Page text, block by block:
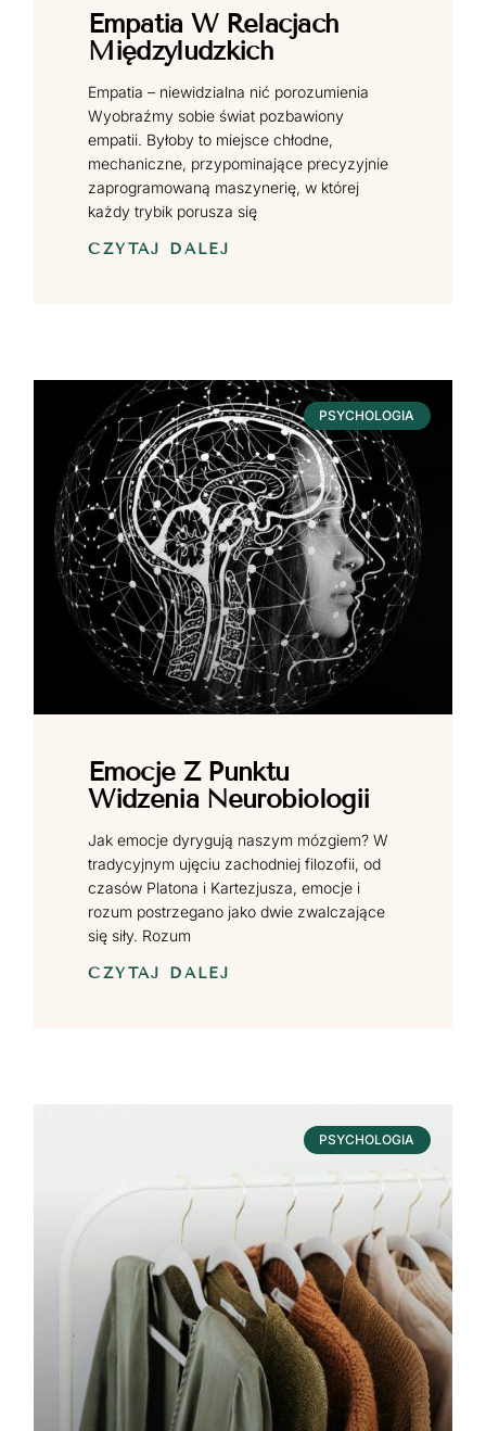
Empatia W Relacjach
Międzyludzkich
Empatia – niewidzialna nić porozumienia
Wyobraźmy sobie świat pozbawiony
empatii. Byłoby to miejsce chłodne,
mechaniczne, przypominające precyzyjnie
zaprogramowaną maszynerię, w której
każdy trybik porusza się
CZYTAJ DALEJ
PSYCHOLOGIA
Emocje Z Punktu
Widzenia Neurobiologii
Jak emocje dyrygują naszym mózgiem? W
tradycyjnym ujęciu zachodniej filozofii, od
czasów Platona i Kartezjusza, emocje i
rozum postrzegano jako dwie zwalczające
się siły. Rozum
CZYTAJ DALEJ
PSYCHOLOGIA